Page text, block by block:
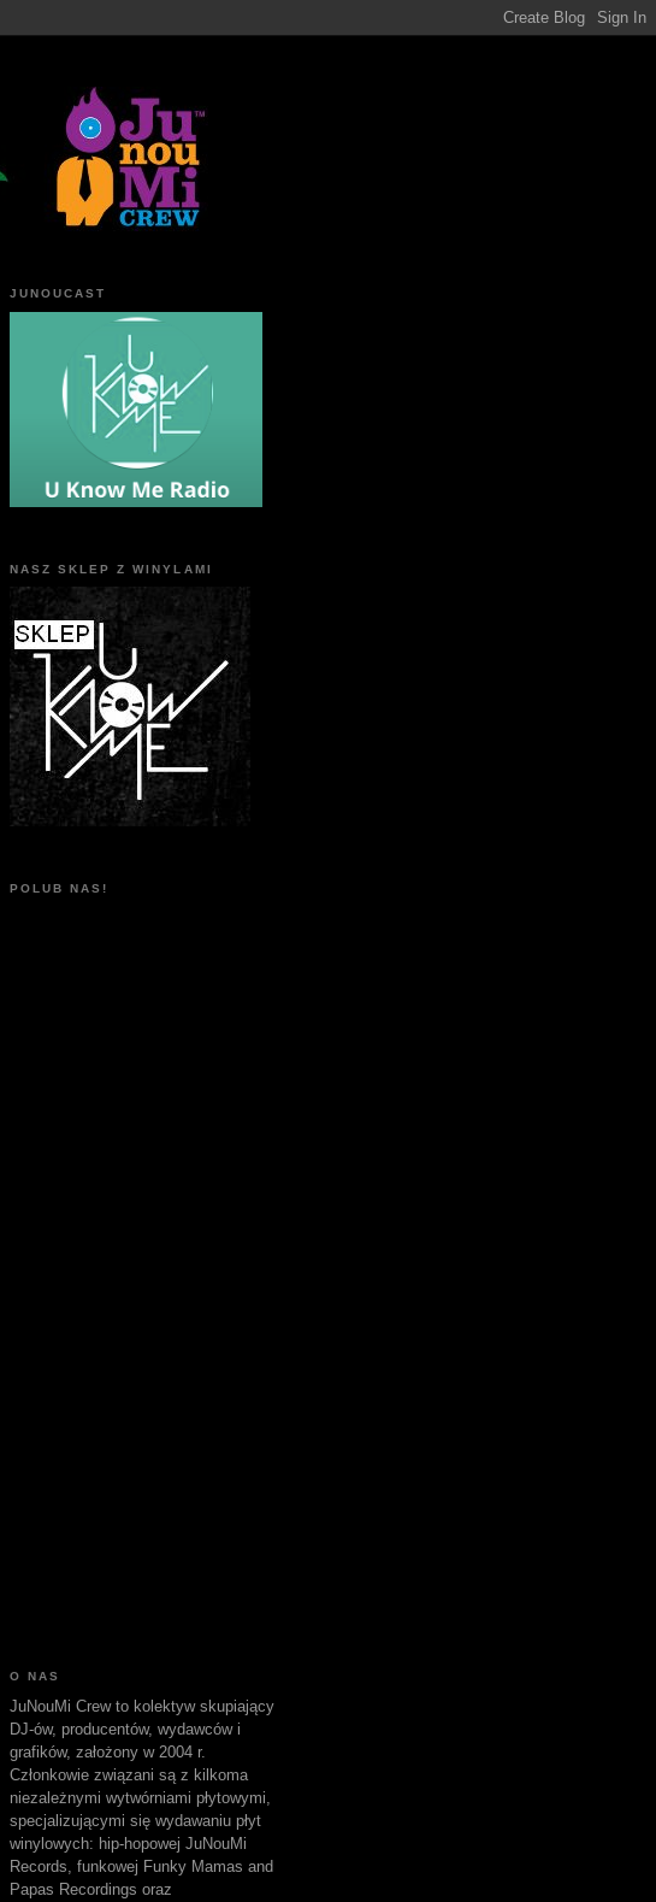
JUNOUCAST
NASZ SKLEP Z WINYLAMI
POLUB NAS!
O NAS
JuNouMi Crew to kolektyw skupiający
DJ-ów, producentów, wydawców i
grafików, założony w 2004 r.
Członkowie związani są z kilkoma
niezależnymi wytwórniami płytowymi,
specjalizującymi się wydawaniu płyt
winylowych: hip-hopowej JuNouMi
Records, funkowej Funky Mamas and
Papas Recordings oraz